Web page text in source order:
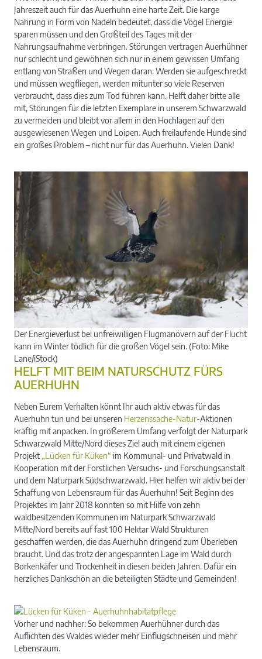
Jahreszeit auch für das Auerhuhn eine harte Zeit. Die karge
Nahrung in Form von Nadeln bedeutet, dass die Vögel Energie
sparen müssen und den Großteil des Tages mit der
Nahrungsaufnahme verbringen. Störungen vertragen Auerhühner
nur schlecht und gewöhnen sich nur in einem gewissen Umfang
entlang von Straßen und Wegen daran. Werden sie aufgeschreckt
und müssen wegfliegen, werden mitunter so viele Reserven
verbraucht, dass dies zum Tod führen kann. Helft daher bitte alle
mit, Störungen für die letzten Exemplare in unserem Schwarzwald
zu vermeiden und bleibt vor allem in den Hochlagen auf den
ausgewiesenen Wegen und Loipen. Auch freilaufende Hunde sind
ein großes Problem – nicht nur für das Auerhuhn. Vielen Dank!
Der Energieverlust bei unfreiwilligen Flugmanövern auf der Flucht
kann im Winter tödlich für die großen Vögel sein. (Foto: Mike
Lane/iStock)
HELFT MIT BEIM NATURSCHUTZ FÜRS
AUERHUHN
Neben Eurem Verhalten könnt Ihr auch aktiv etwas für das
Auerhuhn tun und bei unseren Herzenssache-Natur-Aktionen
kräftig mit anpacken. In größerem Umfang verfolgt der Naturpark
Schwarzwald Mitte/Nord dieses Ziel auch mit einem eigenen
Projekt „Lücken für Küken“ im Kommunal- und Privatwald in
Kooperation mit der Forstlichen Versuchs- und Forschungsanstalt
und dem Naturpark Südschwarzwald. Hier helfen wir aktiv bei der
Schaffung von Lebensraum für das Auerhuhn! Seit Beginn des
Projektes im Jahr 2018 konnten so mit Hilfe von zehn
waldbesitzenden Kommunen im Naturpark Schwarzwald
Mitte/Nord bereits auf fast 100 Hektar Wald Strukturen
geschaffen werden, die das Auerhuhn dringend zum Überleben
braucht. Und das trotz der angespannten Lage im Wald durch
Borkenkäfer und Trockenheit in diesen beiden Jahren. Dafür ein
herzliches Dankschön an die beteiligten Städte und Gemeinden!
Vorher und nachher: So bekommen Auerhühner durch das
Auflichten des Waldes wieder mehr Einflugschneisen und mehr
Lebensraum.